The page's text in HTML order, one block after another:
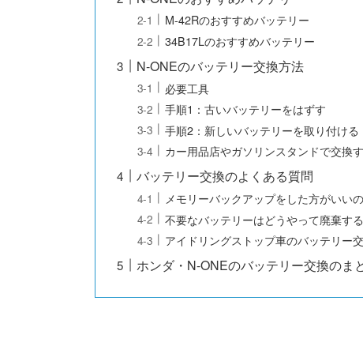
M-42Rのおすすめバッテリー
34B17Lのおすすめバッテリー
N-ONEのバッテリー交換方法
必要工具
手順1：古いバッテリーをはずす
手順2：新しいバッテリーを取り付ける
カー用品店やガソリンスタンドで交換
バッテリー交換のよくある質問
メモリーバックアップをした方がいい
不要なバッテリーはどうやって廃棄す
アイドリングストップ車のバッテリー
ホンダ・N-ONEのバッテリー交換のま